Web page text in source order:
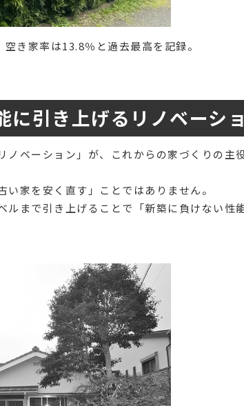
き家率は13.8％と過去最高を記録。
に引き上げるリノベーシ
ベーション」が、これからの家づくりの主
家を安く直す」ことではありません。
ルまで引き上げることで「新築に負けない性